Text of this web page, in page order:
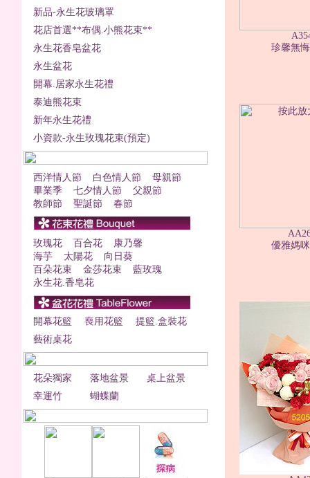
珍馨無
優雅媽
新品-永生花玻璃罩
花店首選**布偶.小熊花束**
永生花香皂盆花
永生盆花
開幕.居家永生花禮
泰迪熊花束
新年永生花禮
小資款-永生玫瑰花束(預定)
西洋情人節 白色情人節
母親節
畢業季
七夕情人節
父親節
教師節
聖誕節 春節
玫瑰花 百合花
康乃馨
海芋
太陽花
向日葵
百朵花束
金莎花束
藍玫瑰
永生花.香皂花
開幕花籃 喪用花籃
提籃.盒裝花
藝術桌花
花朵獨家 落地盆景
桌上盆景
幸運竹
蝴蝶蘭